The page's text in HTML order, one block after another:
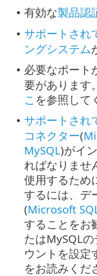
• 有効な製品認
• サポートされ
ングシステム
• 必要なポート
要があります。
こ を参照して
• サポートされ
コネクター(
MySQL)がイ
ればなりませ
使用するため
するには、デ
(Microsoft
することをお
たはMySQL
ウントを設定
をお読みくだ